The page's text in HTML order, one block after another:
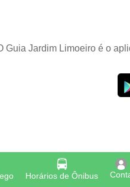
Horários de Ônibus
Guia Jardim Limoeiro é o